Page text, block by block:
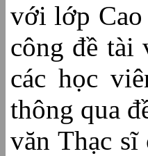
với lớp Cao
công đề tài
các học
thông qua
văn Thạc